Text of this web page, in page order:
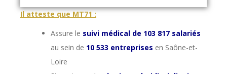
Il atteste que MT71 :
Assure le suivi médical de 103 817 salariés
au sein de 10 533 entreprises en Saône-et-
Loire